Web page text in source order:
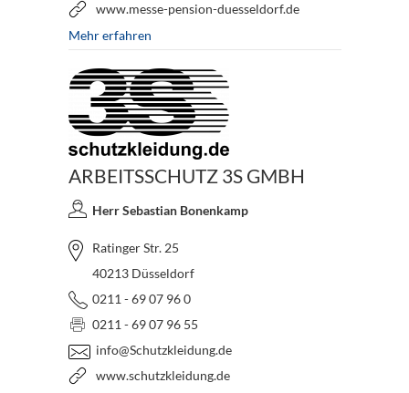
www.messe-pension-duesseldorf.de
Mehr erfahren
ARBEITSSCHUTZ 3S GMBH
Herr Sebastian Bonenkamp
Ratinger Str. 25
40213 Düsseldorf
0211 - 69 07 96 0
0211 - 69 07 96 55
info@Schutzkleidung.de
www.schutzkleidung.de